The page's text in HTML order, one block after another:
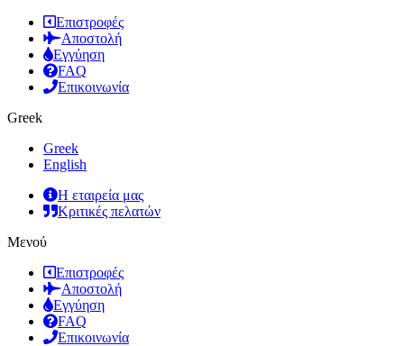
Επιστροφές
Αποστολή
Εγγύηση
FAQ
Επικοινωνία
Greek
Greek
English
Η εταιρεία μας
Κριτικές πελατών
Μενού
Επιστροφές
Αποστολή
Εγγύηση
FAQ
Επικοινωνία